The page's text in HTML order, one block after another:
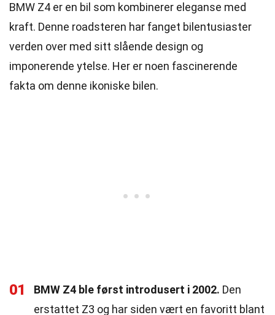
BMW Z4 er en bil som kombinerer eleganse med
kraft. Denne roadsteren har fanget bilentusiaster
verden over med sitt slående design og
imponerende ytelse. Her er noen fascinerende
fakta om denne ikoniske bilen.
01 BMW Z4 ble først introdusert i 2002. Den
erstattet Z3 og har siden vært en favoritt blant